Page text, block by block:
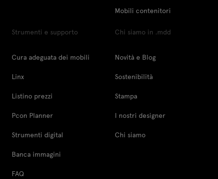
Mobili contenitori
Strumenti e supporto
Cura adeguata dei mobili
Linx
Listino prezzi
Pcon Planner
Strumenti digital
Banca immagini
FAQ
Chi siamo in .mdd
Novità e Blog
Sostenibilità
Stampa
I nostri designer
Chi siamo